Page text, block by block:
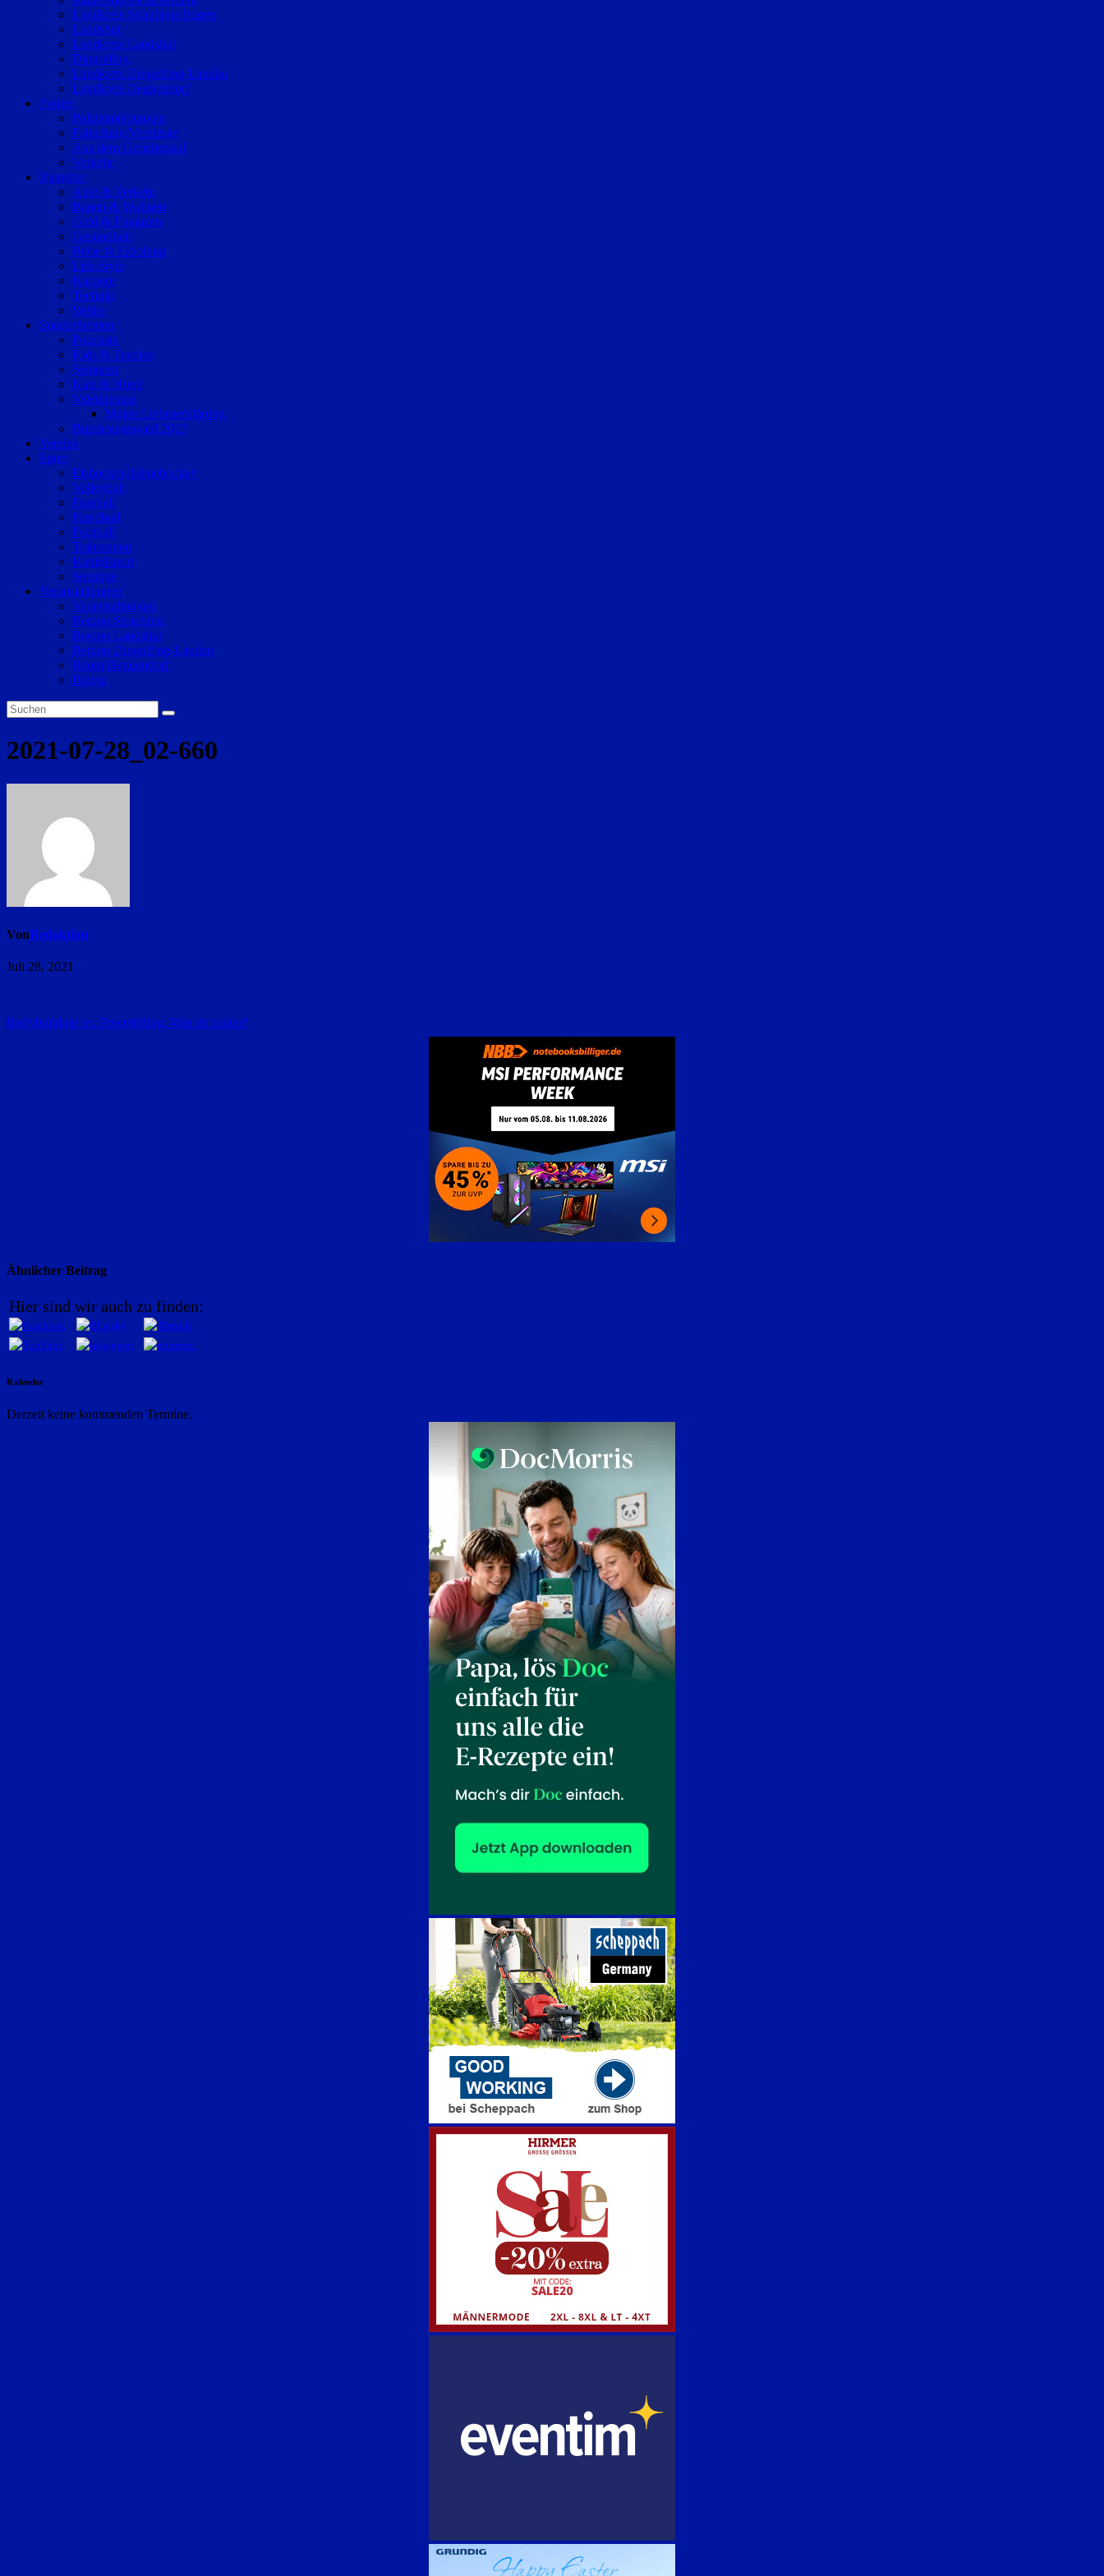
Landkreis Straubing-Bogen
Landshut
Landkreis Landshut
Dingolfing
Landkreis Dingolfing-Landau
Landkreis Deggendorf
Polizei
Polizeimeldungen
Fahndung/Vermisste
Aus dem Gerichtssaal
Verkehr
Ratgeber
Auto & Verkehr
Bauen & Wohnen
Geld & Finanzen
Gesundheit
Reise & Erholung
Life-Style
Karriere
Technik
Wetter
Sonderthemen
Podcasts
Kids & Teenies
Senioren
Katz & Hund
Valentinstag
Meine Liebeserklärung
Bundestagswahl 2017
Vereine
Sport
Eishockey/Inlinehockey
Volleyball
Fussball
Handball
Football
Trabrennen
Kampfsport
Sonstige
Veranstaltungen
Veranstaltungen
Region Straubing
Region Landshut
Region Dingolfing-Landau
Raum Deggendorf
Bluval
2021-07-28_02-660
VonRedaktion
Juli 28, 2021
Beitragsnavigation
Bodybuilding vs. Powerlifting: Was ist cooler?
Ähnlicher Beitrag
Hier sind wir auch zu finden:
Kalender
Derzeit keine kommenden Termine.